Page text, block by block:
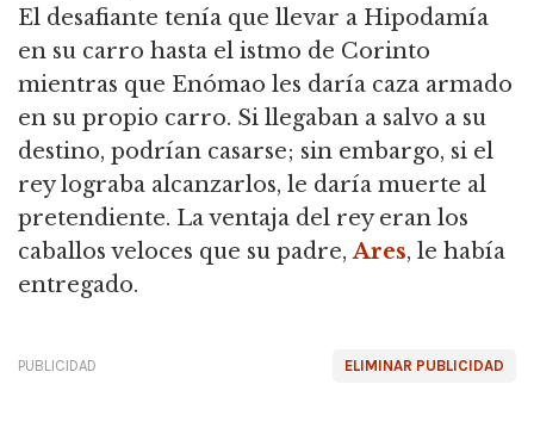
El desafiante tenía que llevar a Hipodamía
en su carro hasta el istmo de Corinto
mientras que Enómao les daría caza armado
en su propio carro. Si llegaban a salvo a su
destino, podrían casarse; sin embargo, si el
rey lograba alcanzarlos, le daría muerte al
pretendiente. La ventaja del rey eran los
caballos veloces que su padre,Ares, le había
entregado.
ELIMINAR PUBLICIDAD
PUBLICIDAD